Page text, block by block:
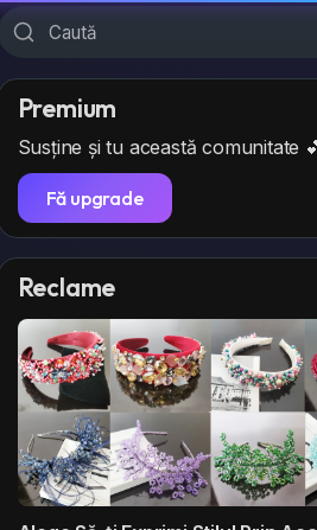
Premium
Susține și tu această comunitate
Fă upgrade
Reclame